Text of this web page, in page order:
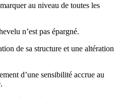
au niveau de toutes les
n’est pas épargné.
de sa structure et une altération
d’une sensibilité accrue au